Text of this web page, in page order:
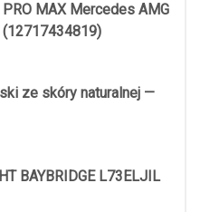
PRO MAX Mercedes AMG
(12717434819)
ze skóry naturalnej —
BAYBRIDGE L73ELJIL